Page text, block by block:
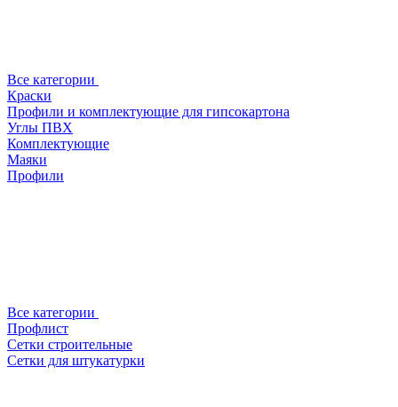
Все категории
Краски
Профили и комплектующие для гипсокартона
Углы ПВХ
Комплектующие
Маяки
Профили
Все категории
Профлист
Сетки строительные
Сетки для штукатурки